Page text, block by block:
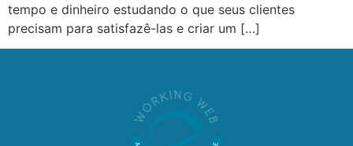
tempo e dinheiro estudando o que seus clientes
precisam para satisfazê-las e criar um […]